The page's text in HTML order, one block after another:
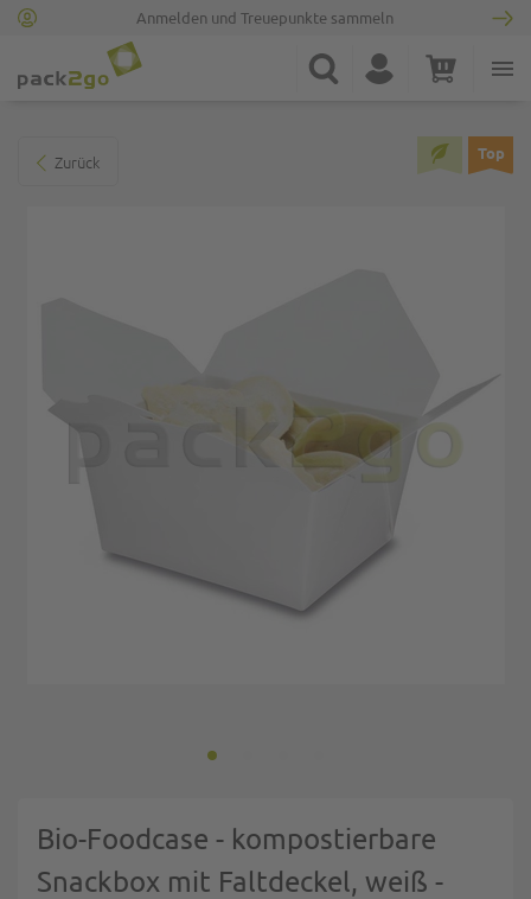
Anmelden und Treuepunkte sammeln
Suche Konto Warenkorb
Zurück Top
Bio-Foodcase - kompostierbare
Snackbox mit Faltdeckel, weiß -